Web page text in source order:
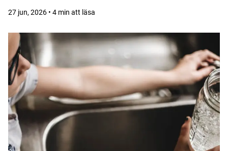
27 jun, 2026 • 4 min att läsa